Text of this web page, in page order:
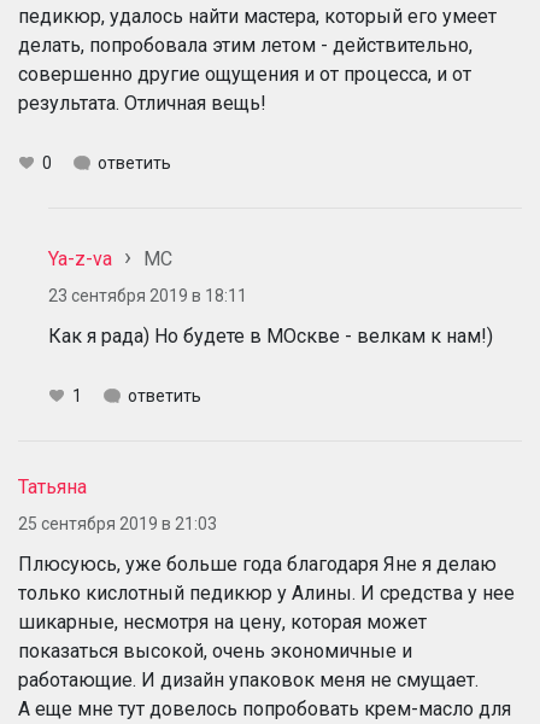
педикюр, удалось найти мастера, который его умеет
делать, попробовала этим летом - действительно,
совершенно другие ощущения и от процесса, и от
результата. Отличная вещь!
0 ответить
Ya-z-va МС
23 сентября 2019 в 18:11
Как я рада) Но будете в МОскве - велкам к нам!)
1 ответить
Татьяна
25 сентября 2019 в 21:03
Плюсуюсь, уже больше года благодаря Яне я делаю
только кислотный педикюр у Алины. И средства у нее
шикарные, несмотря на цену, которая может
показаться высокой, очень экономичные и
работающие. И дизайн упаковок меня не смущает.
А еще мне тут довелось попробовать крем-масло для